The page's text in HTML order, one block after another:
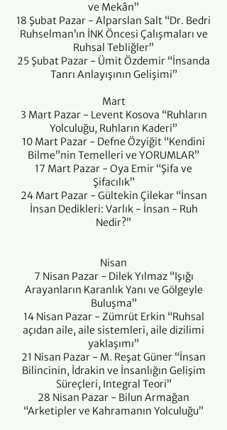
ve Mekân”
18 Şubat Pazar - Alparslan Salt “Dr. Bedri
Ruhselman’ın İNK Öncesi Çalışmaları ve
Ruhsal Tebliğler”
25 Şubat Pazar - Ümit Özdemir “İnsanda
Tanrı Anlayışının Gelişimi”
Mart
3 Mart Pazar - Levent Kosova “Ruhların
Yolculuğu, Ruhların Kaderi”
10 Mart Pazar - Defne Özyiğit “Kendini
Bilme”nin Temelleri ve YORUMLAR”
17 Mart Pazar - Oya Emir “Şifa ve
Şifacılık”
24 Mart Pazar - Gültekin Çilekar “İnsan
İnsan Dedikleri: Varlık - İnsan - Ruh
Nedir?”
Nisan
7 Nisan Pazar - Dilek Yılmaz “Işığı
Arayanların Karanlık Yanı ve Gölgeyle
Buluşma”
14 Nisan Pazar - Zümrüt Erkin “Ruhsal
açıdan aile, aile sistemleri, aile dizilimi
yaklaşımı”
21 Nisan Pazar - M. Reşat Güner “İnsan
Bilincinin, İdrakin ve İnsanlığın Gelişim
Süreçleri, Integral Teori”
28 Nisan Pazar - Bilun Armağan
“Arketipler ve Kahramanın Yolculuğu”